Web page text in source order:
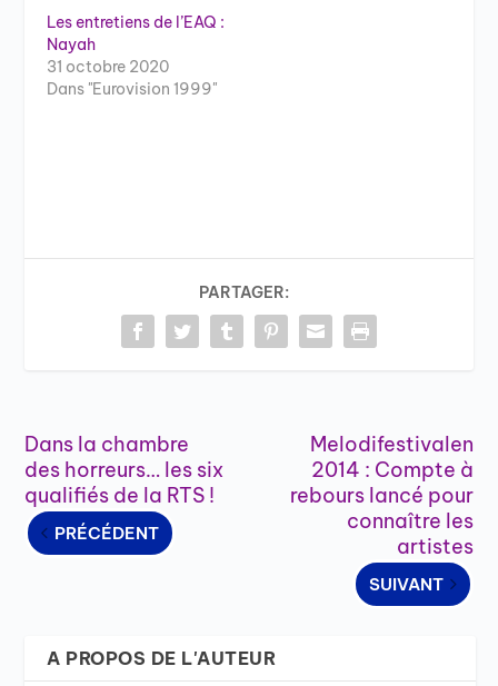
Les entretiens de l’EAQ :
Nayah
31 octobre 2020
Dans "Eurovision 1999"
PARTAGER:
Dans la chambre
des horreurs… les six
qualifiés de la RTS !
PRÉCÉDENT
Melodifestivalen
2014 : Compte à
rebours lancé pour
connaître les
artistes
SUIVANT
A PROPOS DE L'AUTEUR